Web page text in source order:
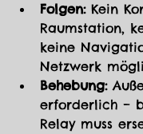
Folgen: Kein
Raumstation,
keine
Netzwerk
Behebung:
erforderlich –
Relay muss